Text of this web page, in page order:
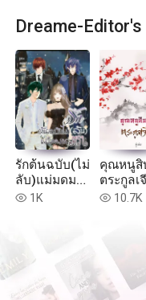
Dreame-
รักต้นฉบับ(ไม่
ลับ)แม่มดมน
ตรา
read 1K
คุณหนูสิ
ตระกูลเ
read 10.7K